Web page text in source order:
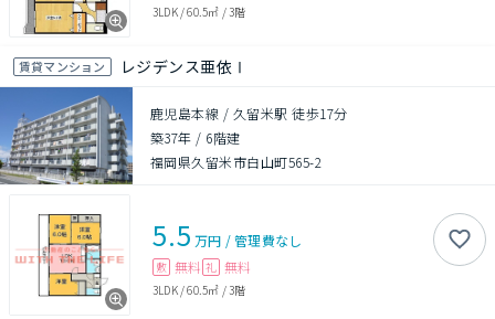
3LDK/60.5㎡ /3階
賃貸マンション レジデンス亜依Ⅰ
鹿児島本線 / 久留米駅 徒歩17分
築37年 / 6階建
福岡県久留米市白山町565-2
5.5 万円 /管理費なし
敷 無料 礼 無料
3LDK/60.5㎡ /3階